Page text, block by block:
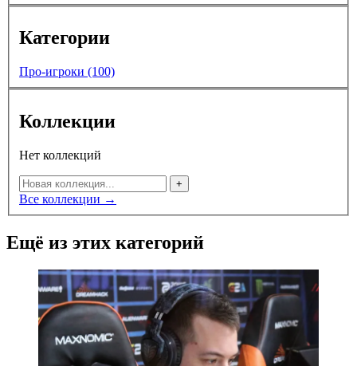
Категории
Про-игроки (100)
Коллекции
Нет коллекций
+
Все коллекции →
Ещё из этих категорий